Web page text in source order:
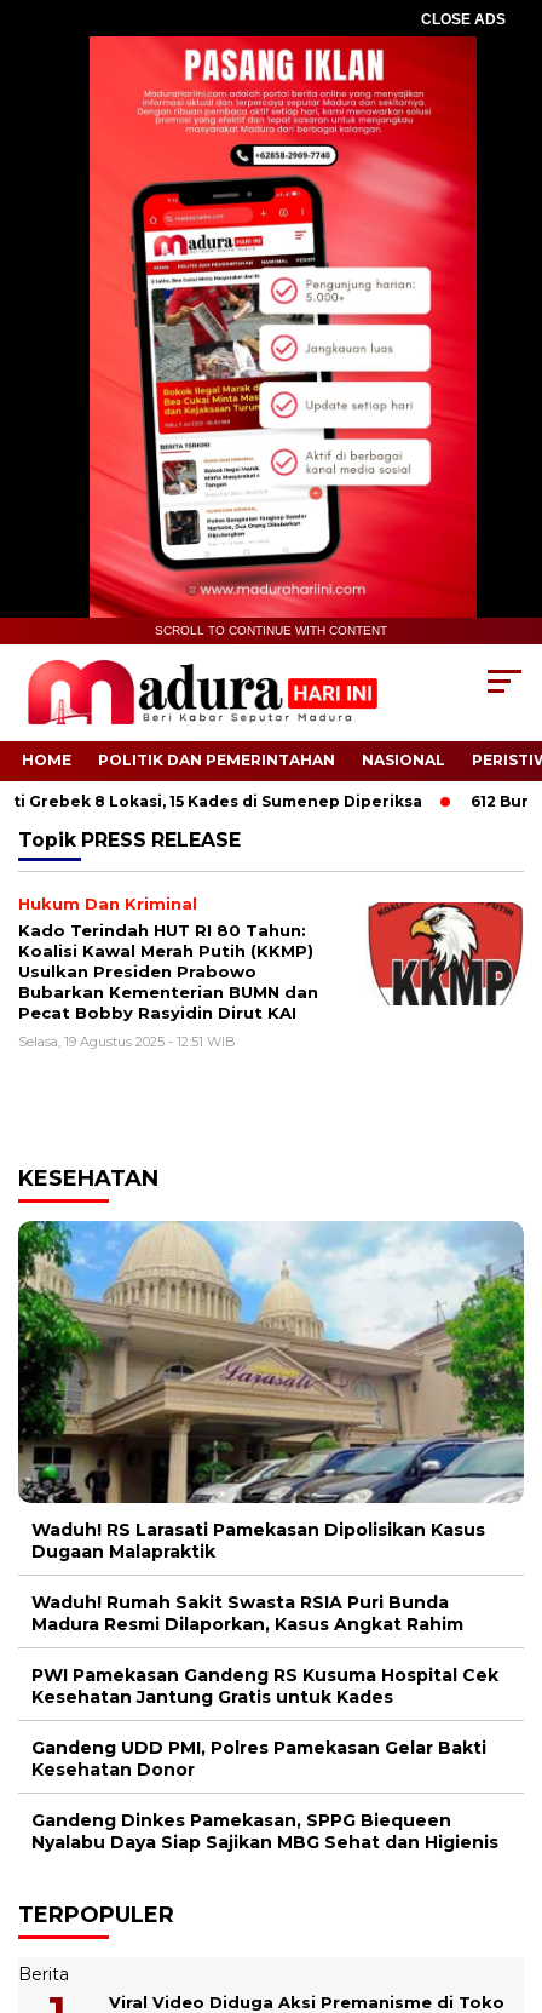
CLOSE ADS
SCROLL TO CONTINUE WITH CONTENT
HOME POLITIK DAN PEMERINTAHAN NASIONAL
8 Lokasi, 15 Kades di Sumenep Diperiksa 612 Buruh
Topik PRESS RELEASE
Hukum Dan Kriminal
Kado Terindah HUT RI 80 Tahun:
Koalisi Kawal Merah Putih (KKMP)
Usulkan Presiden Prabowo
Bubarkan Kementerian BUMN dan
Pecat Bobby Rasyidin Dirut KAI
Selasa, 19 Agustus 2025 - 12:51 WIB
KESEHATAN
Waduh! RS Larasati Pamekasan Dipolisikan Kasus
Dugaan Malapraktik
Waduh! Rumah Sakit Swasta RSIA Puri Bunda
Madura Resmi Dilaporkan, Kasus Angkat Rahim
PWI Pamekasan Gandeng RS Kusuma Hospital Cek
Kesehatan Jantung Gratis untuk Kades
Gandeng UDD PMI, Polres Pamekasan Gelar Bakti
Kesehatan Donor
Gandeng Dinkes Pamekasan, SPPG Biequeen
Nyalabu Daya Siap Sajikan MBG Sehat dan Higienis
TERPOPULER
Berita
Viral Video Diduga Aksi Premanisme di Toko